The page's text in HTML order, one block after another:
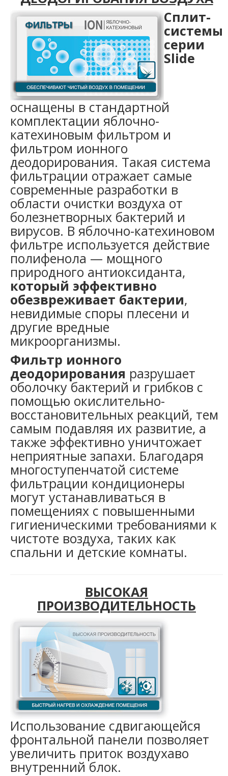
Сплит-
системы
серии
Slide
оснащены в стандартной
комплектации яблочно-
катехиновым фильтром и
фильтром ионного
деодорирования. Такая система
фильтрации отражает самые
современные разработки в
области очистки воздуха от
болезнетворных бактерий и
вирусов. В яблочно-катехиновом
фильтре используется действие
полифенола — мощного
природного антиоксиданта,
который эффективно
обезвреживает бактерии,
невидимые споры плесени и
другие вредные
микроорганизмы.
Фильтр ионного
деодорирования разрушает
оболочку бактерий и грибков с
помощью окислительно-
восстановительных реакций, тем
самым подавляя их развитие, а
также эффективно уничтожает
неприятные запахи. Благодаря
многоступенчатой системе
фильтрации кондиционеры
могут устанавливаться в
помещениях с повышенными
гигиеническими требованиями к
чистоте воздуха, таких как
спальни и детские комнаты.
ВЫСОКАЯ
ПРОИЗВОДИТЕЛЬНОСТЬ
Использование сдвигающейся
фронтальной панели позволяет
увеличить приток воздухаво
внутренний блок.